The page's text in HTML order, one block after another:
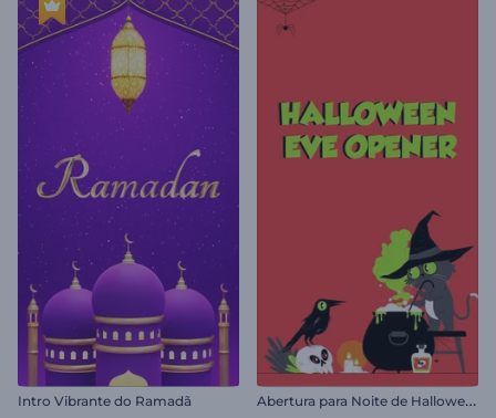
Intro Vibrante do Ramadã A
bertura para Noite de Halloween